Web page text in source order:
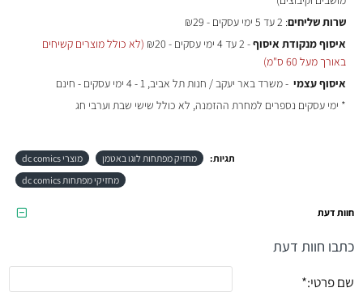
שרות שליחים: 2 עד 5 ימי עסקים - ₪29
איסוף מנקודת איסוף- 2 עד 4 ימי עסקים - ₪20
(לא כולל מוצרים קשיחים
באורך מעל 60 ס"מ)
איסוף עצמי - משרד באר יעקב / חנות תל אביב, 1 - 4 ימי עסקים - חינם
* ימי עסקים נספרים למחרת ההזמנה, לא כולל שישי שבת וערבי חג
תגיות: מחזיק מפתחות לוגו באטמן
מוצרי dc comics
מחזיקי מפתחות dc comics
חוות דעת
כתבו חוות דעת
שם פרטי: